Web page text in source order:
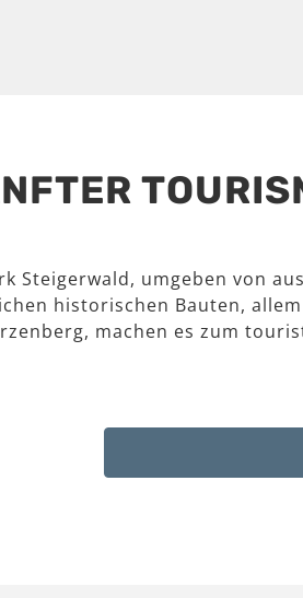
Steigerwald, umgeben von
historischen Bauten,
machen es zum